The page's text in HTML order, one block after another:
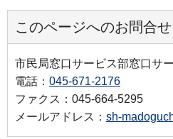
このページへのお問合せ
市民局窓口サービス部窓口サ
電話： 045-671-2176
ファクス：045-664-5295
メールアドレス： sh-